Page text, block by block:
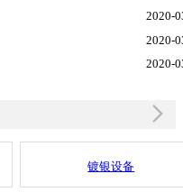
2020-
2020-
2020-
镀银设备